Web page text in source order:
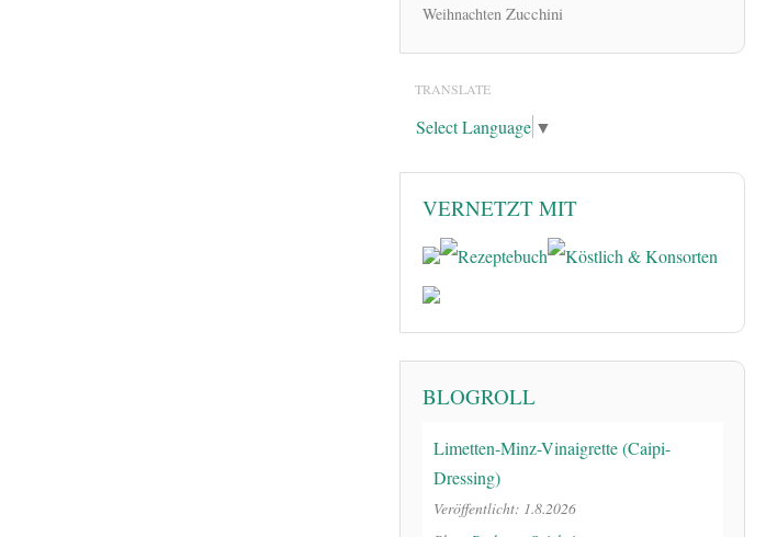
Weihnachten Zucchini
TRANSLATE
Select Language ▼
VERNETZT MIT
BLOGROLL
Limetten-Minz-Vinaigrette (Caipi-
Dressing)
Veröffentlicht: 1.8.2026